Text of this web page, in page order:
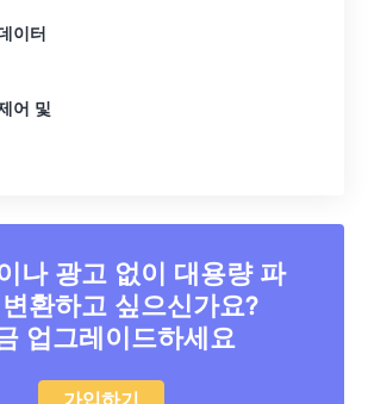
이터
어 및
나 광고 없이 대용량 파
환하고 싶으신가요?
업그레이드하세요